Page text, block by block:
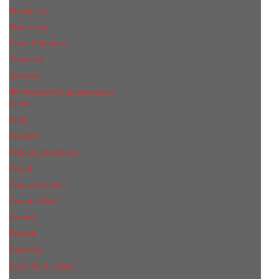
Moschino
Nina Ricci
Paco Rabanne
Trussardi
Versace
Женская парфюмерия
Ajmal
Alaia
Annifen
Antonio Banderas
Armaf
Ariana Grande
Armand Basi
Azzaro
Benefit
Beyonce
Bond № 9 unisex